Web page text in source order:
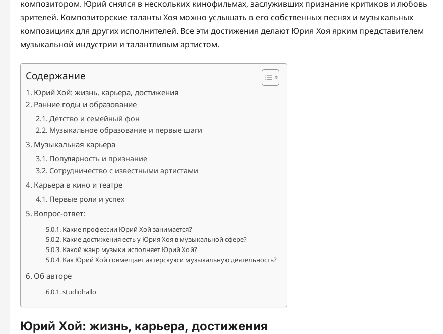
композитором. Юрий снялся в нескольких кинофильмах, заслуживших признание критиков и любовь
зрителей. Композиторские таланты Хоя можно услышать в его собственных песнях и музыкальных
композициях для других исполнителей. Все эти достижения делают Юрия Хоя ярким представителем
музыкальной индустрии и талантливым артистом.
Содержание
Юрий Хой: жизнь, карьера, достижения
Ранние годы и образование
Детство и семейный фон
Музыкальное образование и первые шаги
Музыкальная карьера
Популярность и признание
Сотрудничество с известными артистами
Карьера в кино и театре
Первые роли и успех
Вопрос-ответ:
Какие профессии Юрий Хой занимается?
Какие достижения есть у Юрия Хоя в музыкальной сфере?
Какой жанр музыки исполняет Юрий Хой?
Как Юрий Хой совмещает актерскую и музыкальную деятельность?
Об авторе
studiohallo_
Юрий Хой: жизнь, карьера, достижения